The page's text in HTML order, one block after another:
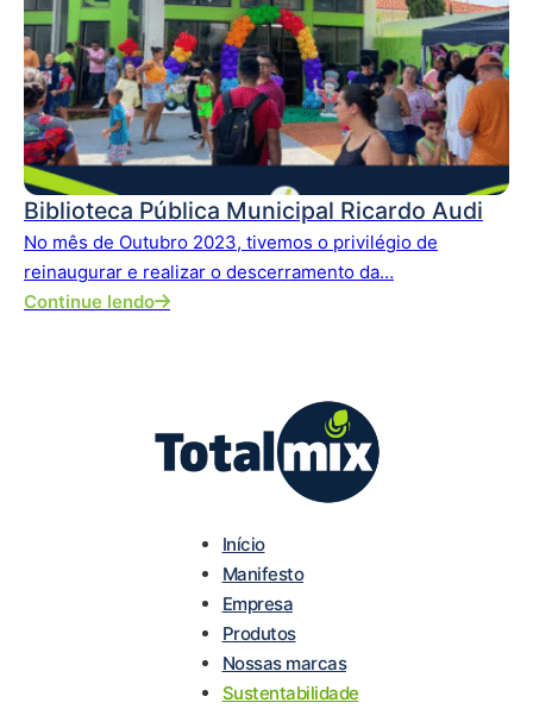
Biblioteca Pública Municipal Ricardo Audi
No mês de Outubro 2023, tivemos o privilégio de
reinaugurar e realizar o descerramento da…
Continue lendo
Início
Manifesto
Empresa
Produtos
Nossas marcas
Sustentabilidade